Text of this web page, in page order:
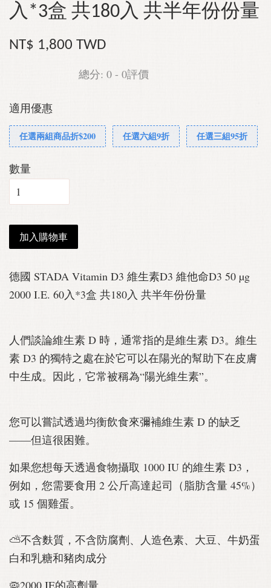
入*3盒 共180入 共半年份份量
NT$ 1,800 TWD
總分: 0 - 0評價
適用優惠
任選兩組商品折$200 任選六組9折 任選三組95折
數量
加入購物車
德國 STADA Vitamin D3 維生素D3 維他命D3 50 µg
2000 I.E. 60入*3盒 共180入 共半年份份量
人們談論維生素 D 時，通常指的是維生素 D3。維生
素 D3 的獨特之處在於它可以在陽光的幫助下在皮膚
中生成。因此，它常被稱為“陽光維生素”。
您可以嘗試透過均衡飲食來彌補維生素 D 的缺乏
——但這很困難。
如果您想每天透過食物攝取 1000 IU 的維生素 D3，
例如，您需要食用 2 公斤高達起司（脂肪含量 45%）
或 15 個雞蛋。
⛅不含麩質，不含防腐劑、人造色素、大豆、牛奶蛋
白和乳糖和豬肉成分
🦠2000 IE的高劑量。